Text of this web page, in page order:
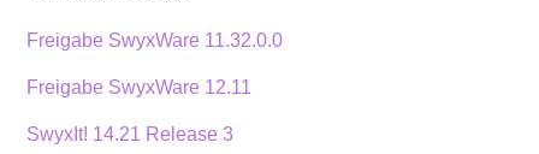
Freigabe SwyxWare 11.32.0.0
Freigabe SwyxWare 12.11
SwyxIt! 14.21 Release 3